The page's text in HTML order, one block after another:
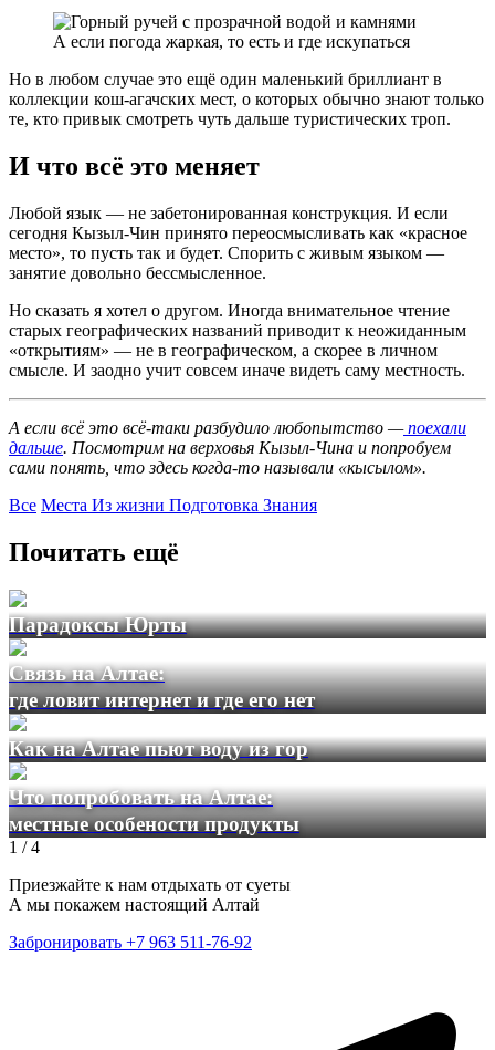
А если погода жаркая, то есть и где искупаться
Но в любом случае это ещё один маленький бриллиант в
коллекции кош-агачских мест, о которых обычно знают только
те, кто привык смотреть чуть дальше туристических троп.
И что всё это меняет
Любой язык — не забетонированная конструкция. И если
сегодня Кызыл-Чин принято переосмысливать как «красное
место», то пусть так и будет. Спорить с живым языком —
занятие довольно бессмысленное.
Но сказать я хотел о другом. Иногда внимательное чтение
старых географических названий приводит к неожиданным
«открытиям» — не в географическом, а скорее в личном
смысле. И заодно учит совсем иначе видеть саму местность.
А если всё это всё-таки разбудило любопытство —поехали
дальше. Посмотрим на верховья Кызыл-Чина и попробуем
сами понять, что здесь когда-то называли «кысылом».
Все Места Из жизни Подготовка Знания
Почитать ещё
Парадоксы Юрты
Связь на Алтае:
где ловит интернет и где его нет
Как на Алтае пьют воду из гор
Что попробовать на Алтае:
местные особености продукты
1 / 4
Приезжайте к нам отдыхать от суеты
А мы покажем настоящий Алтай
Забронировать +7 963 511-76-92